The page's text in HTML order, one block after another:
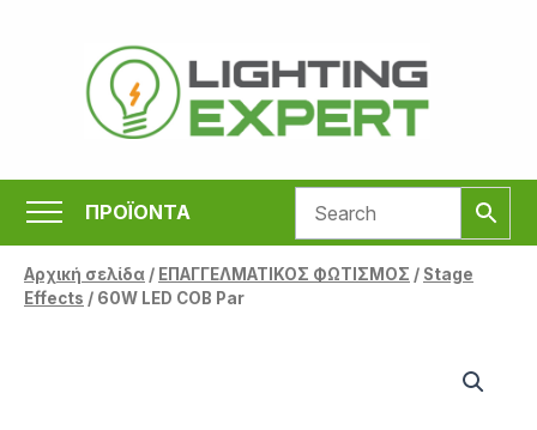
περιεχόμενο
ΠΡΟΪΟΝΤΑ
Αρχική σελίδα/ ΕΠΑΓΓΕΛΜΑΤΙΚΟΣ ΦΩΤΙΣΜΟΣ / Stage
Effects / 60W LED COB Par